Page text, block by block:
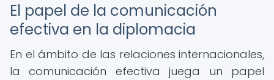
El papel de la comunicación
efectiva en la diplomacia
En el ámbito de las relaciones internacionales,
la comunicación efectiva juega un papel